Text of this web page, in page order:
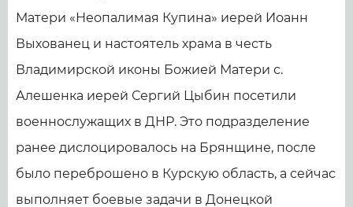
Матери «Неопалимая Купина» иерей Иоанн
Выхованец и настоятель храма в честь
Владимирской иконы Божией Матери с.
Алешенка иерей Сергий Цыбин посетили
военнослужащих в ДНР. Это подразделение
ранее дислоцировалось на Брянщине, после
было переброшено в Курскую область, а сейчас
выполняет боевые задачи в Донецкой